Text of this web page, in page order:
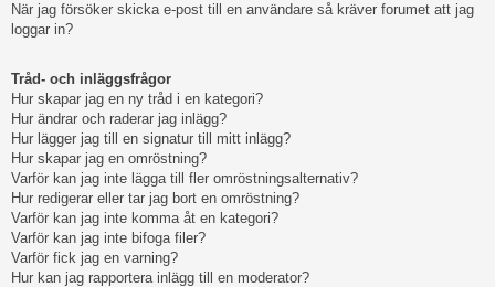
När jag försöker skicka e-post till en användare så kräver forumet att jag
loggar in?
Tråd- och inläggsfrågor
Hur skapar jag en ny tråd i en kategori?
Hur ändrar och raderar jag inlägg?
Hur lägger jag till en signatur till mitt inlägg?
Hur skapar jag en omröstning?
Varför kan jag inte lägga till fler omröstningsalternativ?
Hur redigerar eller tar jag bort en omröstning?
Varför kan jag inte komma åt en kategori?
Varför kan jag inte bifoga filer?
Varför fick jag en varning?
Hur kan jag rapportera inlägg till en moderator?